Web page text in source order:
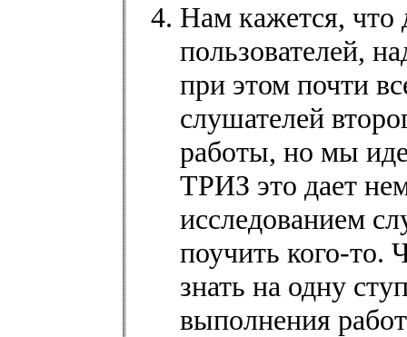
Нам кажется, что
пользователей,
при этом почти
слушателей
работы, но мы
ТРИЗ это дает
исследованием
поучить кого-то.
знать на одну
выполнения